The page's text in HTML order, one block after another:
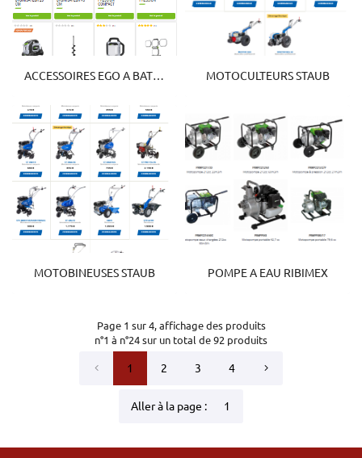
ACCESSOIRES EGO A BATTERIE MOTOCULTEURS STAUB
MOTOBINEUSES STAUB POMPE A EAU RIBIMEX
Page 1 sur 4, affichage des produits
n°1 à n°24 sur un total de 92 produits
1 2 3 4
Aller à la page :